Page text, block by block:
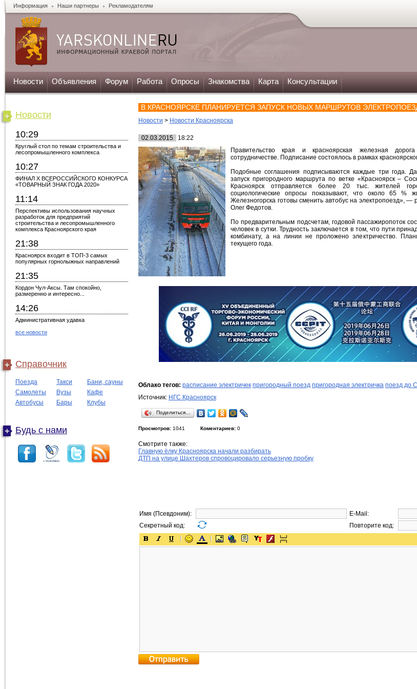
Информация Наши партнеры Рекламодателям
Новости Объявления Форум Работа Опросы Знакомства Карта Консультации
Новости
10:29
Круглый стол по темам строительства и
лесопромышленного комплекса
10:27
ФИНАЛ X ВСЕРОССИЙСКОГО КОНКУРСА
«ТОВАРНЫЙ ЗНАК ГОДА 2020»
11:14
Перспективы использования научных
разработок для предприятий
строительства и лесопромышленного
комплекса Красноярского края
21:38
Красноярск входит в ТОП-3 самых
популярных горнолыжных направлений
21:35
Кордон Чул-Аксы. Там спокойно,
размеренно и интересно...
14:26
Административная удавка
все новости
Справочник
Поезда Такси
Бани, сауны
Самолеты
Вузы
Кафе
Автобусы
Бары Клубы
Будь с нами
В КРАСНОЯРСКЕ ПЛАНИРУЕТСЯ ЗАПУСК НОВЫХ МАРШРУТОВ
Новости > Новости Красноярска
02.03.2015
18:22
Правительство края и красноярская железная
сотрудничестве. Подписание состоялось в рамках
Подобные соглашения подписываются каждые три года.
запуск пригородного маршрута по ветке «Красноярск –
Красноярск отправляется более 20 тыс. жителей
социологические опросы показывают, что около 65 %
Железногорска готовы сменить автобус на электропоезд», —
Олег Федотов.
По предварительным подсчетам, годовой пассажиропоток
человек в сутки. Трудность заключается в том, что пути
комбинату, а на линии не проложено электричество.
текущего года.
Облако тегов: расписание электричек пригородный поезд пригородная электричка поезд до
Источник: НГС Красноярск
Поделиться…
Просмотров: 1041 Коментариев: 0
Смотрите также:
Главную ёлку Красноярска начали разбирать
ДТП на улице Шахтеров спровоцировало серьезную пробку
Имя (Псевдоним):
E-Mail:
Секретный код:
Повторите код: